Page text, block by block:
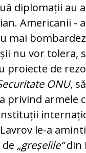
diplomații au
Americanii -
mai
nu vor tolera,
pro­iecte de
ONU,
privind ar­mele
le-a
„greșelile“din